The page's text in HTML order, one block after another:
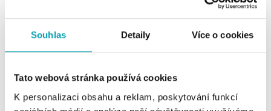
Souhlas Detaily Více o cookies
Tato webová stránka používá cookies
K personalizaci obsahu a reklam, poskytování funkcí
ALOve OC Olympia, Brno
dnes otevřeno od 10:00